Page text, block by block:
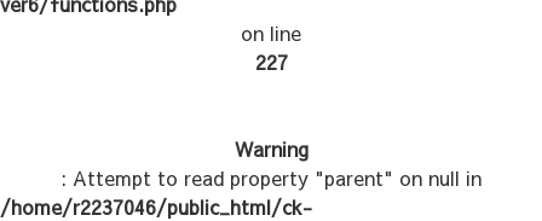
on line
227
Warning
: Attempt to read property "parent" on null in
/home/r2237046/public_html/ck-